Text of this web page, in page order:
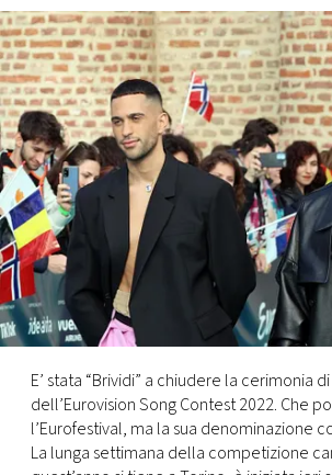
FOTO
CONCORSI
EVENTI
VIDEO
TV
PRINCIPATO
DI
MONACO
RMC
E’ stata “Brividi” a chiudere la cerimonia
dell’Eurovision Song Contest 2022. Che
l’Eurofestival, ma la sua denominazione
La lunga settimana della competizione